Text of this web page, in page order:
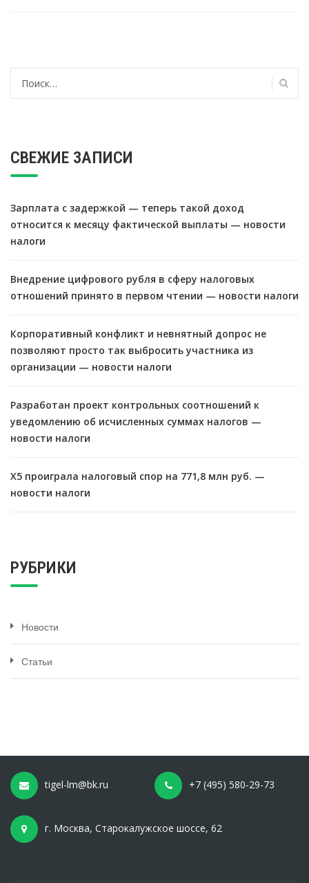
СВЕЖИЕ ЗАПИСИ
Зарплата с задержкой — теперь такой доход
относится к месяцу фактической выплаты — новости
налоги
Внедрение цифрового рубля в сферу налоговых
отношений принято в первом чтении — новости налоги
Корпоративный конфликт и невнятный допрос не
позволяют просто так выбросить участника из
организации — новости налоги
Разработан проект контрольных соотношений к
уведомлению об исчисленных суммах налогов —
новости налоги
X5 проиграла налоговый спор на 771,8 млн руб. —
новости налоги
РУБРИКИ
Новости
Статьи
tigel-lm@bk.ru +7 (495) 580-29-73
г. Москва, Старокалужское шоссе, 62